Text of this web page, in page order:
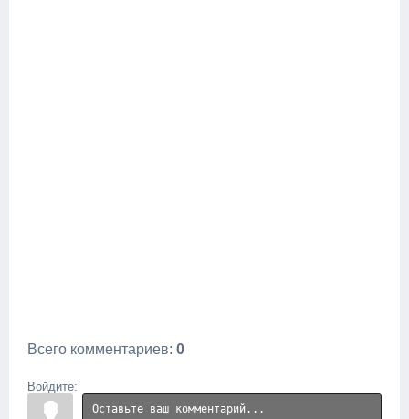
Всего комментариев: 0
Войдите: